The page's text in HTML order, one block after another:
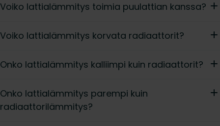
Voiko lattialämmitys toimia puulattian kanssa?
Voiko lattialämmitys korvata radiaattorit?
Onko lattialämmitys kalliimpi kuin radiaattorit?
Onko lattialämmitys parempi kuin
radiaattorilämmitys?